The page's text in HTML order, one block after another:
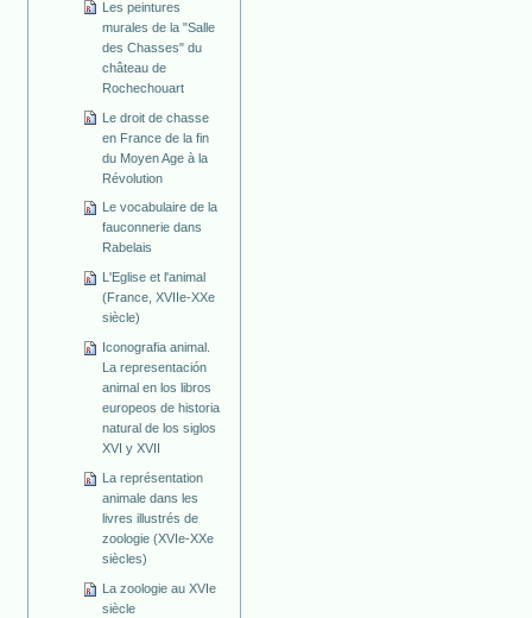
Les peintures
murales de la "Salle
des Chasses" du
château de
Rochechouart
Le droit de chasse
en France de la fin
du Moyen Age à la
Révolution
Le vocabulaire de la
fauconnerie dans
Rabelais
L'Eglise et l'animal
(France, XVIIe-XXe
siècle)
Iconografia animal.
La representación
animal en los libros
europeos de historia
natural de los siglos
XVI y XVII
La représentation
animale dans les
livres illustrés de
zoologie (XVIe-XXe
siècles)
La zoologie au XVIe
siècle